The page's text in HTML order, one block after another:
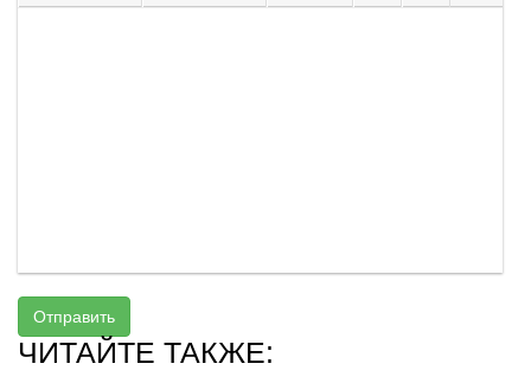
Отправить
ЧИТАЙТЕ ТАКЖЕ: